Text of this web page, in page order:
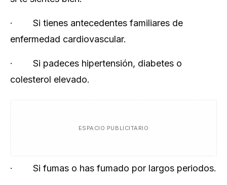
· Si tienes antecedentes familiares de
enfermedad cardiovascular.
· Si padeces hipertensión, diabetes o
colesterol elevado.
ESPACIO PUBLICITARIO
· Si fumas o has fumado por largos periodos.